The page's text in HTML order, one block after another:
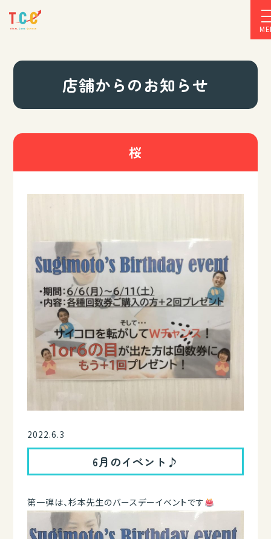
店舗からのお知らせ
桜
2022.6.3
6月のイベント♪
第一弾は、杉本先生のバースデーイベントです